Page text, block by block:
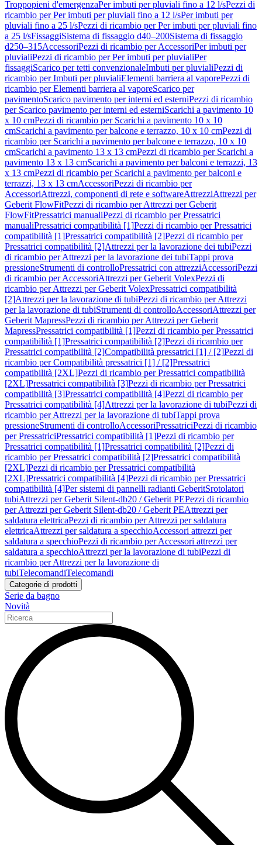
Troppopieni d'emergenzaPer imbuti per pluviali fino a 12 l/sPezzi di
ricambio per Per imbuti per pluviali fino a 12 l/sPer imbuti per
pluviali fino a 25 l/sPezzi di ricambio per Per imbuti per pluviali fino
a 25 l/sFissaggiSistema di fissaggio d40–200Sistema di fissaggio
d250–315AccessoriPezzi di ricambio per AccessoriPer imbuti per
pluvialiPezzi di ricambio per Per imbuti per pluvialiPer
fissaggiScarico per tetti convenzionaleImbuti per pluvialiPezzi di
ricambio per Imbuti per pluvialiElementi barriera al vaporePezzi di
ricambio per Elementi barriera al vaporeScarico per
pavimentoScarico pavimento per interni ed esterniPezzi di ricambio
per Scarico pavimento per interni ed esterniScarichi a pavimento 10
x 10 cmPezzi di ricambio per Scarichi a pavimento 10 x 10
cmScarichi a pavimento per balcone e terrazzo, 10 x 10 cmPezzi di
ricambio per Scarichi a pavimento per balcone e terrazzo, 10 x 10
cmScarichi a pavimento 13 x 13 cmPezzi di ricambio per Scarichi a
pavimento 13 x 13 cmScarichi a pavimento per balconi e terrazzi, 13
x 13 cmPezzi di ricambio per Scarichi a pavimento per balconi e
terrazzi, 13 x 13 cmAccessoriPezzi di ricambio per
AccessoriAttrezzi, componenti di rete e softwareAttrezziAttrezzi per
Geberit FlowFitPezzi di ricambio per Attrezzi per Geberit
FlowFitPressatrici manualiPezzi di ricambio per Pressatrici
manualiPressatrici compatibilità [1]Pezzi di ricambio per Pressatrici
compatibilità [1]Pressatrici compatibilità [2]Pezzi di ricambio per
Pressatrici compatibilità [2]Attrezzi per la lavorazione dei tubiPezzi
di ricambio per Attrezzi per la lavorazione dei tubiTappi prova
pressioneStrumenti di controlloPressatrici con attrezziAccessoriPezzi
di ricambio per AccessoriAttrezzi per Geberit VolexPezzi di
ricambio per Attrezzi per Geberit VolexPressatrici compatibilità
[2]Attrezzi per la lavorazione di tubiPezzi di ricambio per Attrezzi
per la lavorazione di tubiStrumenti di controlloAccessoriAttrezzi per
Geberit MapressPezzi di ricambio per Attrezzi per Geberit
MapressPressatrici compatibilità [1]Pezzi di ricambio per Pressatrici
compatibilità [1]Pressatrici compatibilità [2]Pezzi di ricambio per
Pressatrici compatibilità [2]Compatibilità pressatrici [1] / [2]Pezzi di
ricambio per Compatibilità pressatrici [1] / [2]Pressatrici
compatibilità [2XL]Pezzi di ricambio per Pressatrici compatibilità
[2XL]Pressatrici compatibilità [3]Pezzi di ricambio per Pressatrici
compatibilità [3]Pressatrici compatibilità [4]Pezzi di ricambio per
Pressatrici compatibilità [4]Attrezzi per la lavorazione di tubiPezzi di
ricambio per Attrezzi per la lavorazione di tubiTappi prova
pressioneStrumenti di controlloAccessoriPressatriciPezzi di ricambio
per PressatriciPressatrici compatibilità [1]Pezzi di ricambio per
Pressatrici compatibilità [1]Pressatrici compatibilità [2]Pezzi di
ricambio per Pressatrici compatibilità [2]Pressatrici compatibilità
[2XL]Pezzi di ricambio per Pressatrici compatibilità
[2XL]Pressatrici compatibilità [4]Pezzi di ricambio per Pressatrici
compatibilità [4]Per sistemi di pannelli radianti GeberitSrotolatori
tubiAttrezzi per Geberit Silent-db20 / Geberit PEPezzi di ricambio
per Attrezzi per Geberit Silent-db20 / Geberit PEAttrezzi per
saldatura elettricaPezzi di ricambio per Attrezzi per saldatura
elettricaAttrezzi per saldatura a specchioAccessori attrezzi per
saldatura a specchioPezzi di ricambio per Accessori attrezzi per
saldatura a specchioAttrezzi per la lavorazione di tubiPezzi di
ricambio per Attrezzi per la lavorazione di
tubiTelecomandiTelecomandi
Categorie di prodotti
Serie da bagno
Novità